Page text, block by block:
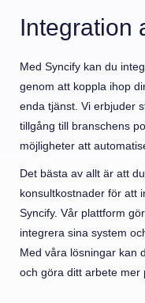
Integration
Med Syncify kan du
genom att koppla ihop
enda tjänst. Vi erbjuder
tillgång till branschens
möjligheter att
Det bästa av allt är att
konsultkostnader för att
Syncify. Vår plattform
integrera sina system
Med våra lösningar kan
och göra ditt arbete mer